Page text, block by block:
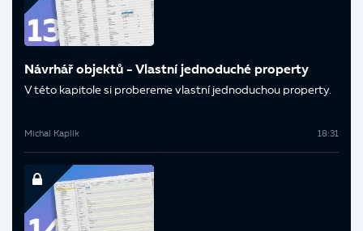
Návrhář objektů - Vlastní jednoduché property
V této kapitole si probereme vlastní jednoduchou property.
Michal Kaplík 18:31